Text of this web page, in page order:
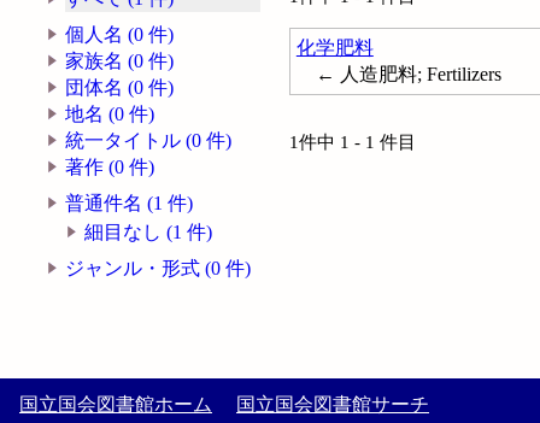
個人名 (0 件)
家族名 (0 件)
団体名 (0 件)
地名 (0 件)
統一タイトル (0 件)
著作 (0 件)
普通件名 (1 件)
細目なし (1 件)
ジャンル・形式 (0 件)
化学肥料
← 人造肥料; Fertilizers
1件中 1 - 1 件目
国立国会図書館ホーム 国立国会図書館サーチ